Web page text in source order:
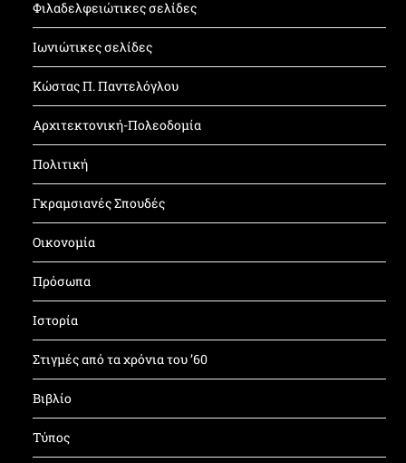
Φιλαδελφειώτικες σελίδες
Ιωνιώτικες σελίδες
Κώστας Π. Παντελόγλου
Αρχιτεκτονική-Πολεοδομία
Πολιτική
Γκραμσιανές Σπουδές
Οικονομία
Πρόσωπα
Ιστορία
Στιγμές από τα χρόνια του ’60
Βιβλίο
Τύπος